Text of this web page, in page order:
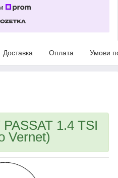
Доставка Оплата Умови
1.4 TSI
Vernet)